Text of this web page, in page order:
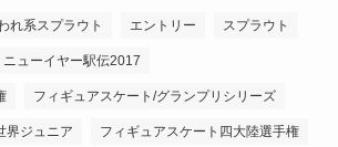
れ系スプラウト エントリー スプラウト
ニューイヤー駅伝2017
フィギュアスケート/グランプリシリーズ
界ジュニア フィギュアスケート四大陸選手権